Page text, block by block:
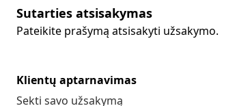
Sutarties atsisakymas
Pateikite prašymą atsisakyti užsakymo.
Klientų aptarnavimas
Sekti savo užsakymą